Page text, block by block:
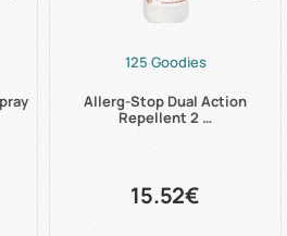
125 Goodies
Allerg-Stop Dual Action
Repellent 2 …
15.52€